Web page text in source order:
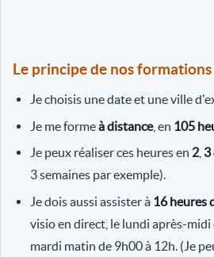
Le principe de nos formations
Je choisis une date et une ville
Je me formeà distance, en 105
Je peux réaliser ces heures en 2 3
3 semaines par exemple).
Je dois aussi assister à 16 heures
visio en direct, le lundi après-midi
mardi matin de 9h00 à 12h. (Je